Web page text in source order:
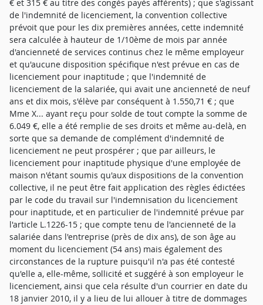
€ et 315 € au titre des congés payés afférents) ; que s'agissant
de l'indemnité de licenciement, la convention collective
prévoit que pour les dix premières années, cette indemnité
sera calculée à hauteur de 1/10ème de mois par année
d'ancienneté de services continus chez le même employeur
et qu'aucune disposition spécifique n'est prévue en cas de
licenciement pour inaptitude ; que l'indemnité de
licenciement de la salariée, qui avait une ancienneté de neuf
ans et dix mois, s'élève par conséquent à 1.550,71 € ; que
Mme X... ayant reçu pour solde de tout compte la somme de
6.049 €, elle a été remplie de ses droits et même au-delà, en
sorte que sa demande de complément d'indemnité de
licenciement ne peut prospérer ; que par ailleurs, le
licenciement pour inaptitude physique d'une employée de
maison n'étant soumis qu'aux dispositions de la convention
collective, il ne peut être fait application des règles édictées
par le code du travail sur l'indemnisation du licenciement
pour inaptitude, et en particulier de l'indemnité prévue par
l'article L.1226-15 ; que compte tenu de l'ancienneté de la
salariée dans l'entreprise (près de dix ans), de son âge au
moment du licenciement (54 ans) mais également des
circonstances de la rupture puisqu'il n'a pas été contesté
qu'elle a, elle-même, sollicité et suggéré à son employeur le
licenciement, ainsi que cela résulte d'un courrier en date du
18 janvier 2010, il y a lieu de lui allouer à titre de dommages